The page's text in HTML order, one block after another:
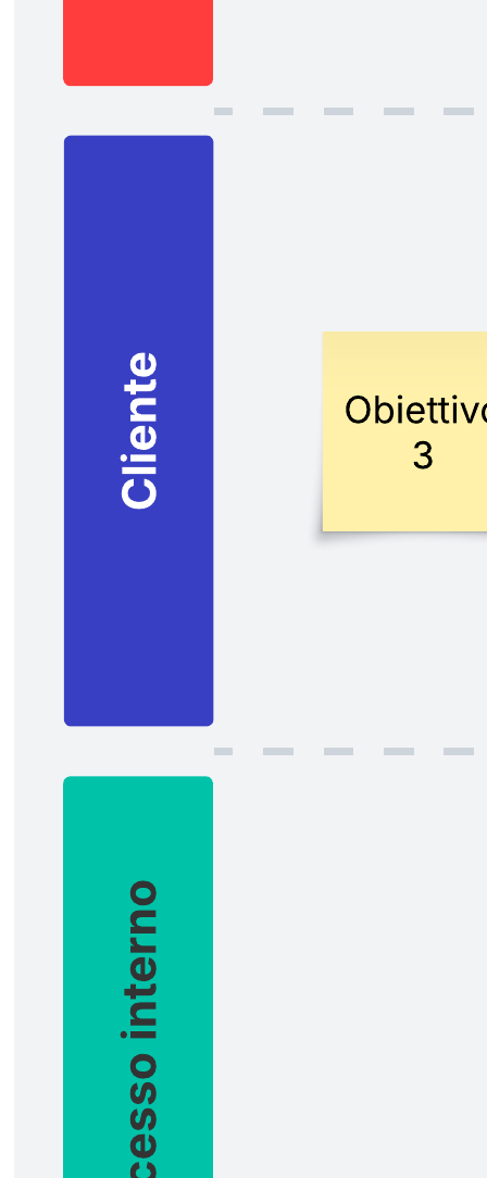
Mantieni i team allineati sugli obiettivi strategici con una mappa
strategica. Le mappe strategiche ti aiutano a illustrare i tuoi obiettivi
organizzativi e le connessioni tra di loro.
Modelli correlati